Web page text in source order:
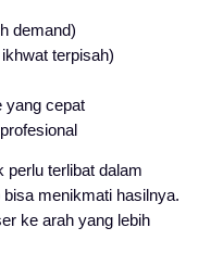
demand)
terpisah)
yang cepat
perlu terlibat dalam
menikmati hasilnya.
ke arah yang lebih